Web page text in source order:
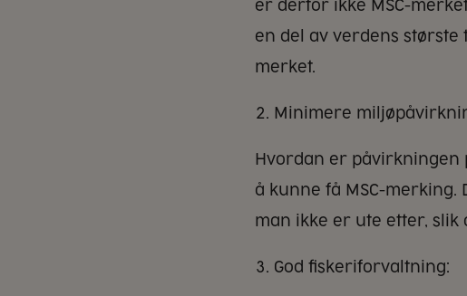
er derfor ikke MSC-
en del av verdens største
merket.
Minimere
Hvordan er påvirkningen
å kunne få MSC-
man ikke er ute etter,
God fiskeriforvaltning: